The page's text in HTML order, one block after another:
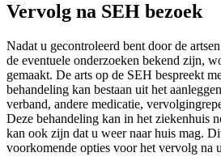
Vervolg na SEH bezoek
Nadat u gecontroleerd bent door de
de eventuele onderzoeken bekend zijn,
gemaakt. De arts op de SEH bespreekt
behandeling kan bestaan uit het
verband, andere medicatie,
Deze behandeling kan in het ziekenhuis
kan ook zijn dat u weer naar huis mag.
voorkomende opties voor het vervolg na